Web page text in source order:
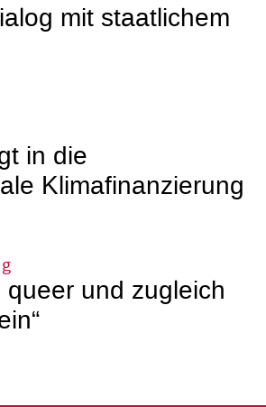
mit staatlichem
in die
Klimafinanzierung
queer und zugleich